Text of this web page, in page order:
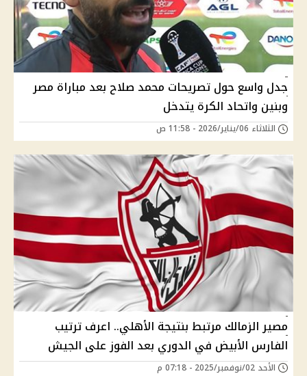
جدل واسع حول تصريحات محمد صلاح بعد مباراة مصر
وبنين واتحاد الكرة يتدخل
الثلاثاء 06/يناير/2026 - 11:58 ص
مصير الزمالك مرتبط بنتيجة الأهلي.. اعرف ترتيب
الفارس الأبيض في الدوري بعد الفوز على الجيش
الأحد 02/نوفمبر/2025 - 07:18 م